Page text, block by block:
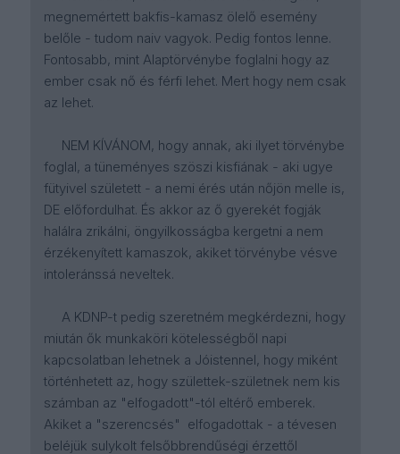
megnemértett bakfis-kamasz ölelő esemény
belőle - tudom naiv vagyok. Pedig fontos lenne.
Fontosabb, mint Alaptörvénybe foglalni hogy az
ember csak nő és férfi lehet. Mert hogy nem csak
az lehet.
NEM KÍVÁNOM, hogy annak, aki ilyet törvénybe
foglal, a tüneményes szöszi kisfiának - aki ugye
fütyivel született - a nemi érés után nőjön melle is,
DE előfordulhat. És akkor az ő gyerekét fogják
halálra zrikálni, öngyilkosságba kergetni a nem
érzékenyített kamaszok, akiket törvénybe vésve
intoleránssá neveltek.
A KDNP-t pedig szeretném megkérdezni, hogy
miután ők munkaköri kötelességből napi
kapcsolatban lehetnek a Jóistennel, hogy miként
történhetett az, hogy születtek-születnek nem kis
számban az "elfogadott"-tól eltérő emberek.
Akiket a "szerencsés" elfogadottak - a tévesen
beléjük sulykolt felsőbbrendűségi érzettől